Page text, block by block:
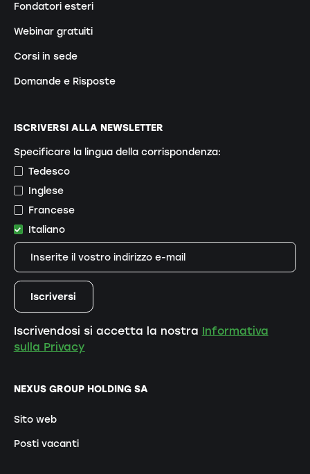
Fondatori esteri
Webinar gratuiti
Corsi in sede
Domande e Risposte
NEXUS GROUP HOLDING SA
Sito web
Posti vacanti
ISCRIVERSI ALLA NEWSLETTER
Specificare la lingua della corrispondenza:
Tedesco
Inglese
Francese
Italiano
Iscrivendosi si accetta la nostra Informativa
sulla Privacy